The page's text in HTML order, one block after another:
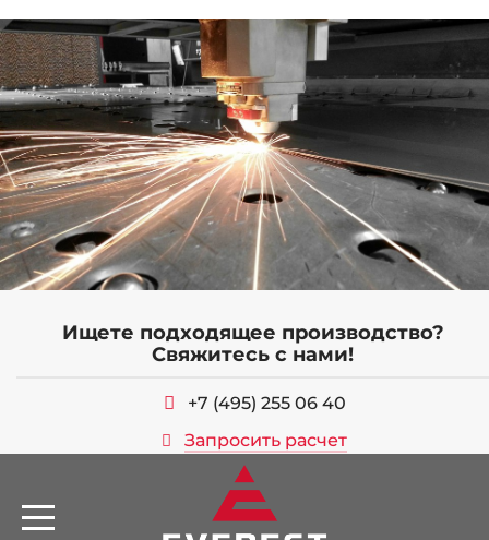
Ищете подходящее производство?
Свяжитесь с нами!
+7 (495) 255 06 40
Запросить расчет
ОБОРУДОВАНИЕ
УСЛУГИ
НАШИ РАБОТЫ